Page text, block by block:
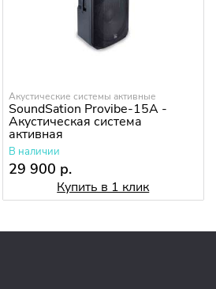
Акустические системы активные
SoundSation Provibe-15A -
Акустическая система
активная
В наличии
29 900 р.
Купить в 1 клик